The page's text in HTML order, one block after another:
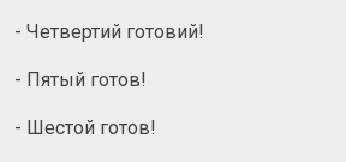
- Четвертий готовий!
- Пятый готов!
- Шестой готов!